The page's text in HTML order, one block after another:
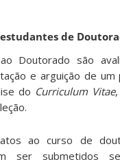
de
Doutorado são
e arguição de
do Curriculum Vitae
ao curso de
ser submetidos